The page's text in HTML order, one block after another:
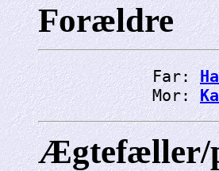
Forældre
            Far:
            Mor:
Ægtefæller/